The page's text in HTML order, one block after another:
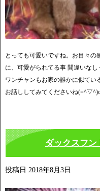
とっても可愛いですね。お目々の
に、可愛がられてる事 間違いな
ワンチャンもお家の誰かに似てい
お話ししてみてくださいね
ダックスフ
投稿日 2018年8月3日